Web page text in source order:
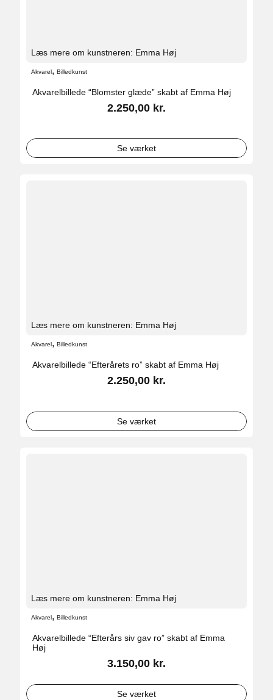
Læs mere om kunstneren: Emma Høj
Akvarel,Billedkunst
Akvarelbillede “Blomster glæde” skabt af Emma Høj
2.250,00 kr.
Se værket
Læs mere om kunstneren: Emma Høj
Akvarel ,Billedkunst
Akvarelbillede “Efterårets ro” skabt af Emma Høj
2.250,00 kr.
Se værket
Læs mere om kunstneren: Emma Høj
Akvarel,Billedkunst
Akvarelbillede “Efterårs siv gav ro” skabt af Emma
Høj
3.150,00 kr.
Se værket